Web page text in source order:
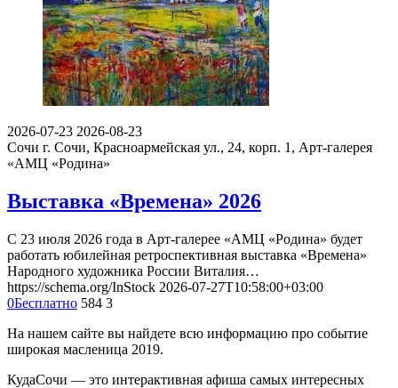
2026-07-23 2026-08-23
Сочи г. Сочи, Красноармейская ул., 24, корп. 1, Арт-галерея
«АМЦ «Родина»
Выставка «Времена» 2026
С 23 июля 2026 года в Арт-галерее «АМЦ «Родина» будет
работать юбилейная ретроспективная выставка «Времена»
Народного художника России Виталия…
https://schema.org/InStock 2026-07-27T10:58:00+03:00
0Бесплатно 584 3
На нашем сайте вы найдете всю информацию про событие
широкая масленица 2019.
КудаСочи — это интерактивная афиша самых интересных